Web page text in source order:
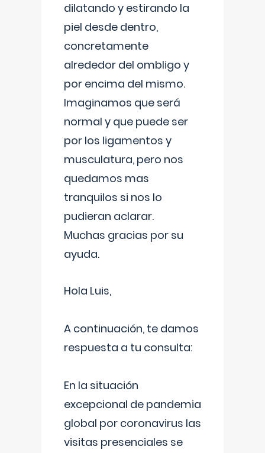
dilatando y estirando la
piel desde dentro,
concretamente
alrededor del ombligo y
por encima del mismo.
Imaginamos que será
normal y que puede ser
por los ligamentos y
musculatura, pero nos
quedamos mas
tranquilos si nos lo
pudieran aclarar.
Muchas gracias por su
ayuda.
Hola Luis,
A continuación, te damos
respuesta a tu consulta:
En la situación
excepcional de pandemia
global por coronavirus las
visitas presenciales se